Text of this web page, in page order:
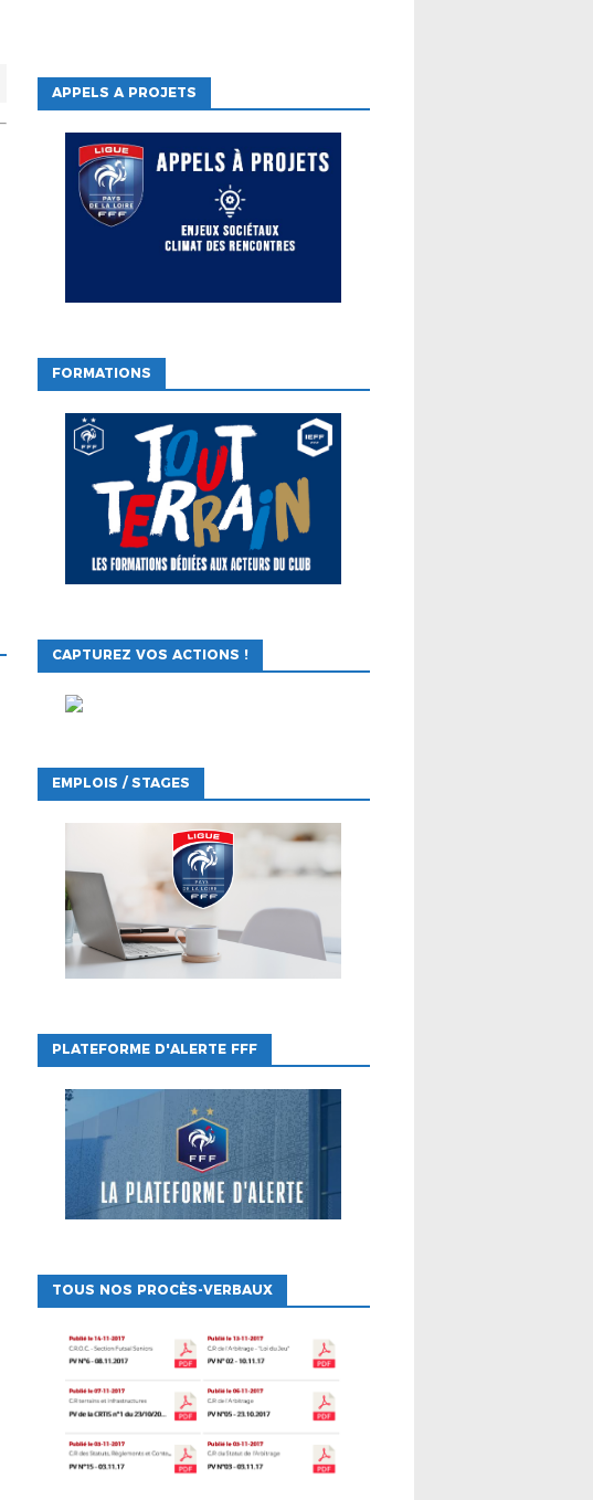
APPELS A PROJETS
FORMATIONS
CAPTUREZ VOS ACTIONS !
EMPLOIS / STAGES
PLATEFORME D'ALERTE FFF
TOUS NOS PROCÈS-VERBAUX